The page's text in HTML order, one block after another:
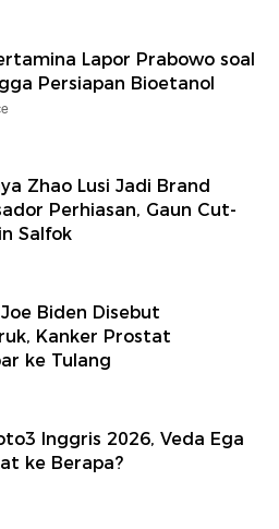
Lapor Prabowo soal
Persiapan Bioetanol
Zhao Lusi Jadi Brand
Perhiasan, Gaun Cut-
Salfok
Biden Disebut
Kanker Prostat
ke Tulang
Inggris 2026, Veda Ega
ke Berapa?